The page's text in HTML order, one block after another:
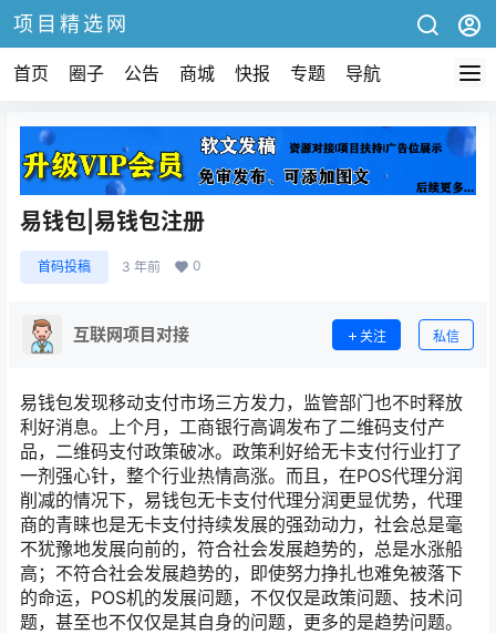
项目精选网
首页 圈子 公告 商城 快报 专题 导航
易钱包|易钱包注册
首码投稿 3 年前 0
互联网项目对接 关注 私信
易钱包发现移动支付市场三方发力，监管部门也不时释放
利好消息。上个月，工商银行高调发布了二维码支付产
品，二维码支付政策破冰。政策利好给无卡支付行业打了
一剂强心针，整个行业热情高涨。而且，在POS代理分润
削减的情况下，易钱包无卡支付代理分润更显优势，代理
商的青睐也是无卡支付持续发展的强劲动力，社会总是毫
不犹豫地发展向前的，符合社会发展趋势的，总是水涨船
高；不符合社会发展趋势的，即使努力挣扎也难免被落下
的命运，POS机的发展问题，不仅仅是政策问题、技术问
题，甚至也不仅仅是其自身的问题，更多的是趋势问题。